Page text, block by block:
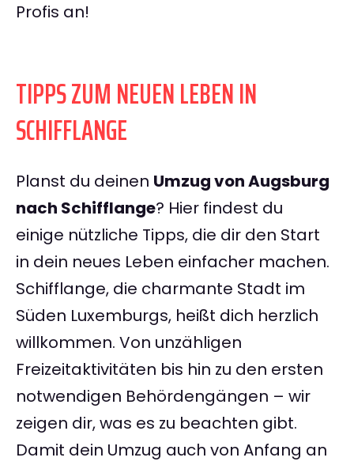
Profis an!
TIPPS ZUM NEUEN LEBEN IN
SCHIFFLANGE
Planst du deinen Umzug von Augsburg
nach Schifflange? Hier findest du
einige nützliche Tipps, die dir den Start
in dein neues Leben einfacher machen.
Schifflange, die charmante Stadt im
Süden Luxemburgs, heißt dich herzlich
willkommen. Von unzähligen
Freizeitaktivitäten bis hin zu den ersten
notwendigen Behördengängen – wir
zeigen dir, was es zu beachten gibt.
Damit dein Umzug auch von Anfang an